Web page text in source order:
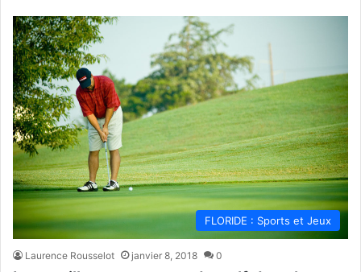
FLORIDE : Sports et Jeux
Laurence Rousselot janvier 8, 2018 0